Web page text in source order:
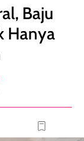
Baju
Hanya